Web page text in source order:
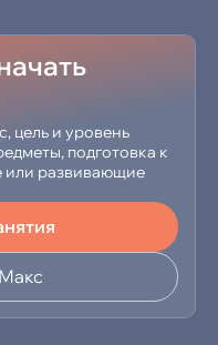
цель и уровень
подготовка к
или развивающие